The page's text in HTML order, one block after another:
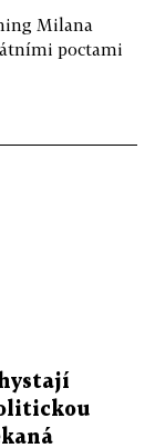
Milana
poctami